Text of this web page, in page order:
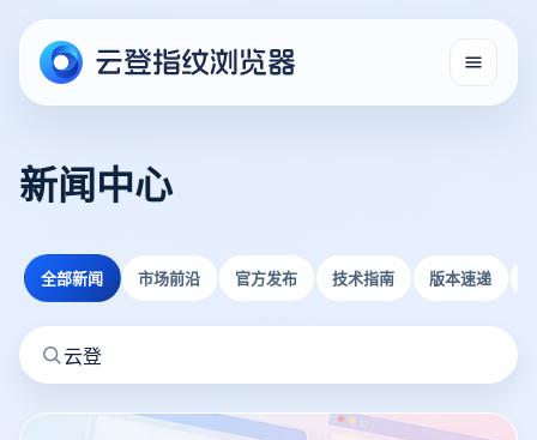
新闻中心
全部新闻 市场前沿 官方发布 技术指南 版本速递